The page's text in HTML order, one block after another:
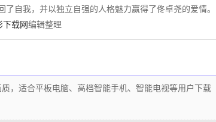
了自我，并以独立自强的人格魅力赢得了佟卓尧的爱情。
下载网编辑整理
，适合平板电脑、高档智能手机、智能电视等用户下载